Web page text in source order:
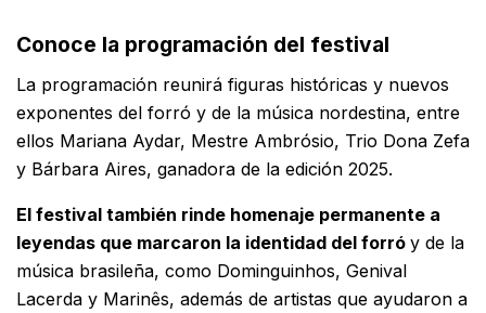
Conoce la programación del festival
La programación reunirá figuras históricas y nuevos
exponentes del forró y de la música nordestina, entre
ellos Mariana Aydar, Mestre Ambrósio, Trio Dona Zefa
y Bárbara Aires, ganadora de la edición 2025.
El festival también rinde homenaje permanente a
leyendas que marcaron la identidad del forró y de la
música brasileña, como Dominguinhos, Genival
Lacerda y Marinês, además de artistas que ayudaron a